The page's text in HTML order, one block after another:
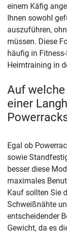
einem Käfig
Ihnen sowohl
auszuführen,
müssen. Diese
häufig in
Heimtraining in
Auf
einer
Egal ob
sowie
besser diese
maximales
Kauf sollten Sie
Schweißnähte
entscheidender
Gewicht, da es